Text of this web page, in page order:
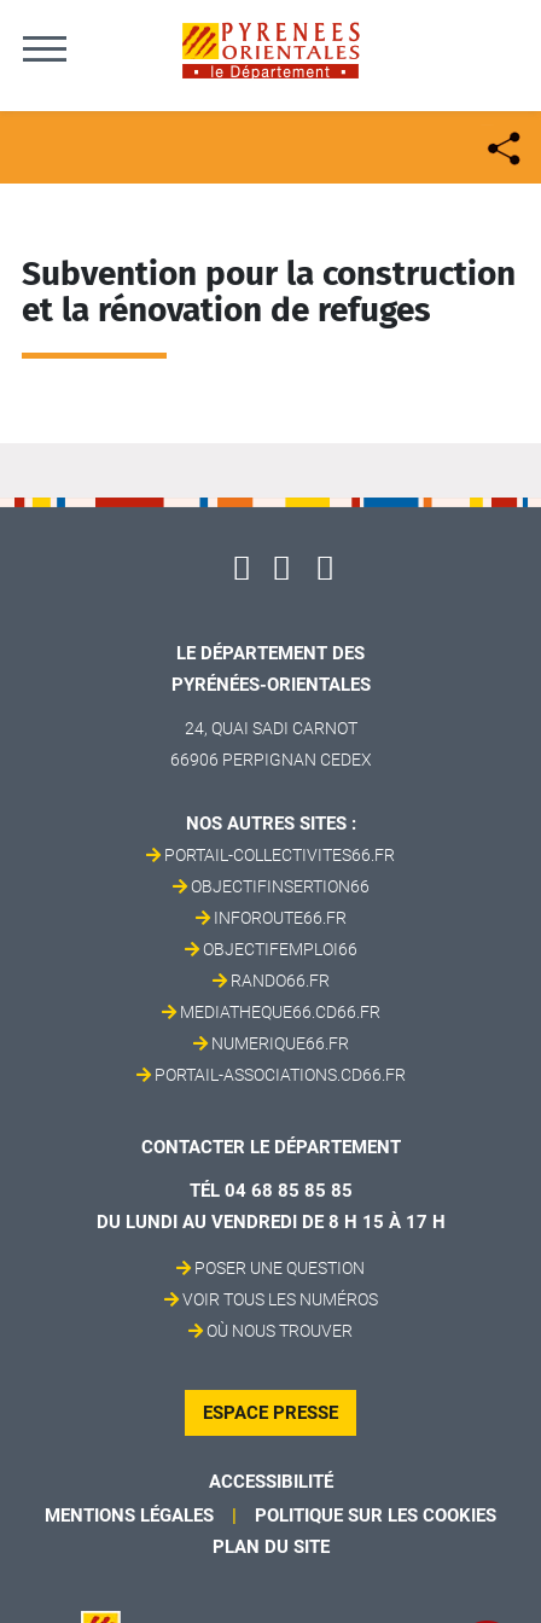
Subvention pour la construction
et la rénovation de refuges
LE DÉPARTEMENT DES
PYRÉNÉES-ORIENTALES
24, QUAI SADI CARNOT
66906 PERPIGNAN CEDEX
NOS AUTRES SITES :
PORTAIL-COLLECTIVITES66.FR
OBJECTIFINSERTION66
INFOROUTE66.FR
OBJECTIFEMPLOI66
RANDO66.FR
MEDIATHEQUE66.CD66.FR
NUMERIQUE66.FR
PORTAIL-ASSOCIATIONS.CD66.FR
CONTACTER LE DÉPARTEMENT
TÉL 04 68 85 85 85
DU LUNDI AU VENDREDI DE 8 H 15 À 17 H
POSER UNE QUESTION
VOIR TOUS LES NUMÉROS
OÙ NOUS TROUVER
ESPACE PRESSE
ACCESSIBILITÉ
MENTIONS LÉGALES
POLITIQUE SUR LES COOKIES
PLAN DU SITE